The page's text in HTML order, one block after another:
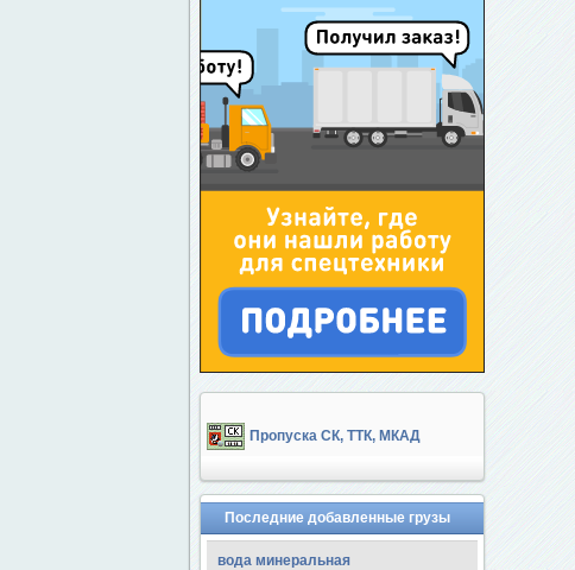
Пропуска СК, ТТК, МКАД
Последние добавленные грузы
вода минеральная